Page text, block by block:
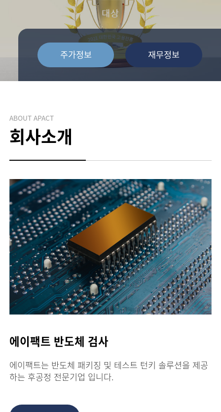
주가정보 재무정보
ABOUT APACT
회사소개
에이팩트 반도체 검사
에이팩트는 반도체 패키징 및 테스트 턴키 솔루션을 제공
하는 후공정 전문기업 입니다.